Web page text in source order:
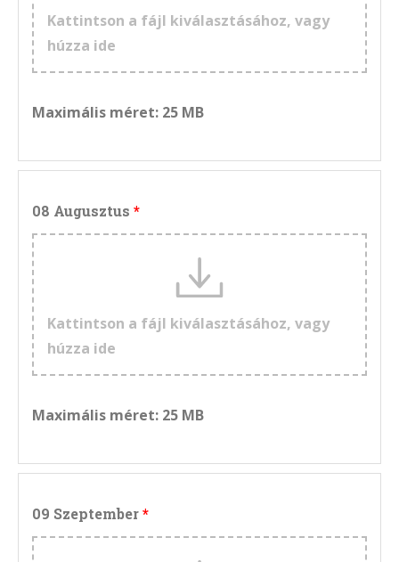
Kattintson a fájl kiválasztásához, vagy
húzza ide
Maximális méret: 25 MB
08 Augusztus
Kattintson a fájl kiválasztásához, vagy
húzza ide
Maximális méret: 25 MB
09 Szeptember